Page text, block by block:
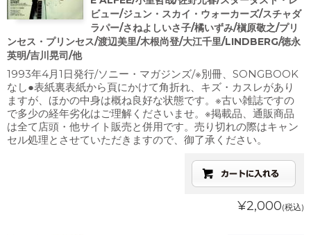
ビュー/ジュン・スカイ・ウォーカーズ/スチャダ
ラパー/さねよしいさ子/橘いずみ/槇原敬之/プリ
ンセス・プリンセス/渡辺美里/木根尚登/大江千里/LINDBERG/徳永
英明/吉川晃司/他
1993年4月1日発行/ソニー・マガジンズ/※別冊、SONGBOOK
なし●表紙裏表紙から頁にかけて角折れ、キズ・カスレがあり
ますが、ほかの中身は概ね良好な状態です。※古い雑誌ですの
で多少の経年劣化はご理解くださいませ。※掲載品、通販商品
は全て店頭・他サイト販売と併用です。売り切れの際はキャン
セル処理とさせていただきますので、御了承ください。
¥2,000(税込)